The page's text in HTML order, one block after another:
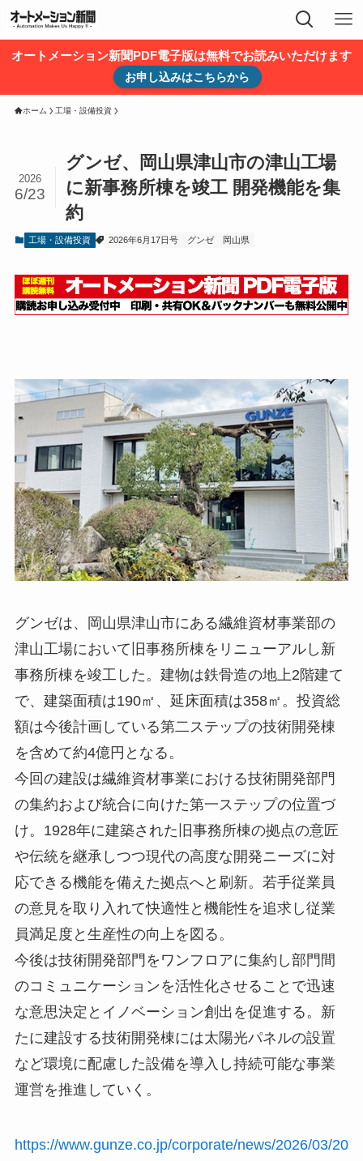
オートメーション新聞PDF電子版は無料でお読みいただけます
お申し込みはこちらから
ホーム 工場・設備投資
グンゼ、岡山県津山市の津山工場
に新事務所棟を竣工 開発機能を集
約
2026
6/23
工場・設備投資 2026年6月17日号 グンゼ 岡山県
グンゼは、岡山県津山市にある繊維資材事業部の
津山工場において旧事務所棟をリニューアルし新
事務所棟を竣工した。建物は鉄骨造の地上2階建て
で、建築面積は190㎡、延床面積は358㎡。投資総
額は今後計画している第二ステップの技術開発棟
を含めて約4億円となる。
今回の建設は繊維資材事業における技術開発部門
の集約および統合に向けた第一ステップの位置づ
け。1928年に建築された旧事務所棟の拠点の意匠
や伝統を継承しつつ現代の高度な開発ニーズに対
応できる機能を備えた拠点へと刷新。若手従業員
の意見を取り入れて快適性と機能性を追求し従業
員満足度と生産性の向上を図る。
今後は技術開発部門をワンフロアに集約し部門間
のコミュニケーションを活性化させることで迅速
な意思決定とイノベーション創出を促進する。新
たに建設する技術開発棟には太陽光パネルの設置
など環境に配慮した設備を導入し持続可能な事業
運営を推進していく。
https://www.gunze.co.jp/corporate/news/2026/03/20